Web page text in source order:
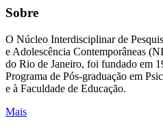
Sobre
O Núcleo Interdisciplinar de
e Adolescência Contemporâneas
do Rio de Janeiro, foi fundado em
Programa de Pós-graduação em
e à Faculdade de Educação.
Mais